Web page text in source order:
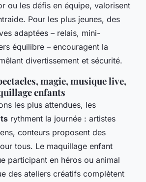
ou les défis en équipe, valorisent
Pour les plus jeunes, des
adaptées – relais, mini-
équilibre – encouragent la
divertissement et sécurité.
magie, musique live,
enfants
les plus attendues, les
rythment la journée : artistes
conteurs proposent des
tous. Le maquillage enfant
participant en héros ou animal
des ateliers créatifs complètent